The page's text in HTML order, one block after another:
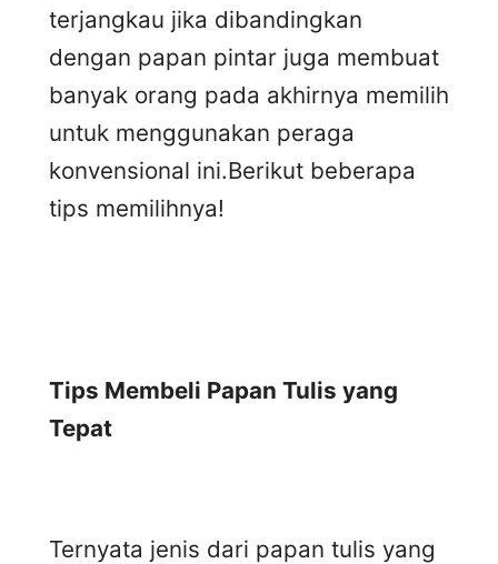
terjangkau jika dibandingkan
dengan papan pintar juga membuat
banyak orang pada akhirnya memilih
untuk menggunakan peraga
konvensional ini.Berikut beberapa
tips memilihnya!
Tips Membeli Papan Tulis yang
Tepat
Ternyata jenis dari papan tulis yang